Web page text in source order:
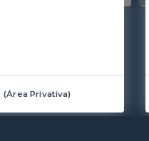
(Área Privativa)